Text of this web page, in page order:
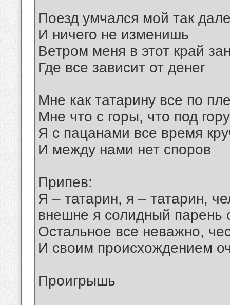
Поезд умчался мой так
И ничего не изменишь
Ветром меня в этот край
Где все зависит от денег
Мне как татарину все по
Мне что с горы, что под гору
Я с пацанами все время
И между нами нет споров
Припев:
Я – татарин, я – татарин,
внешне я солидный парень
Остальное все неважно,
И своим происхождением
Проигрышь